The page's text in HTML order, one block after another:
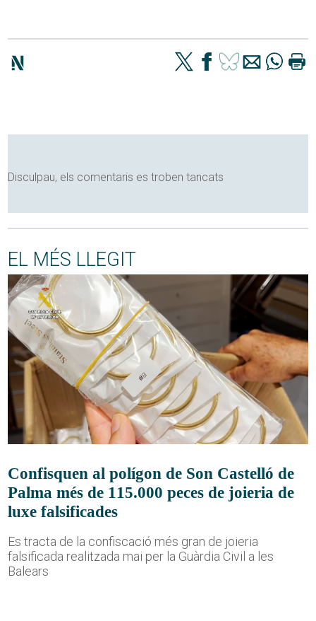
Disculpau, els comentaris es troben tancats
EL MÉS LLEGIT
Confisquen al polígon de Son Castelló de
Palma més de 115.000 peces de joieria de
luxe falsificades
Es tracta de la confiscació més gran de joieria
falsificada realitzada mai per la Guàrdia Civil a les
Balears